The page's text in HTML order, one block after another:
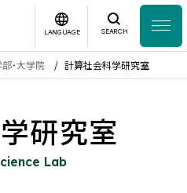
LANGUAGE SEARCH
English
部・大学院 計算社会科学研究室
研究室
Lab